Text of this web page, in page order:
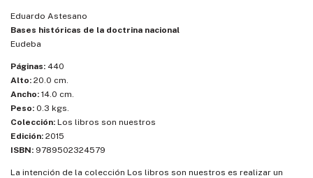
Eduardo Astesano
Bases históricas de la doctrina nacional
Eudeba
Páginas: 440
Alto: 20.0 cm.
Ancho: 14.0 cm.
Peso: 0.3 kgs.
Colección: Los libros son nuestros
Edición: 2015
ISBN: 9789502324579
La intención de la colección Los libros son nuestros es realizar un